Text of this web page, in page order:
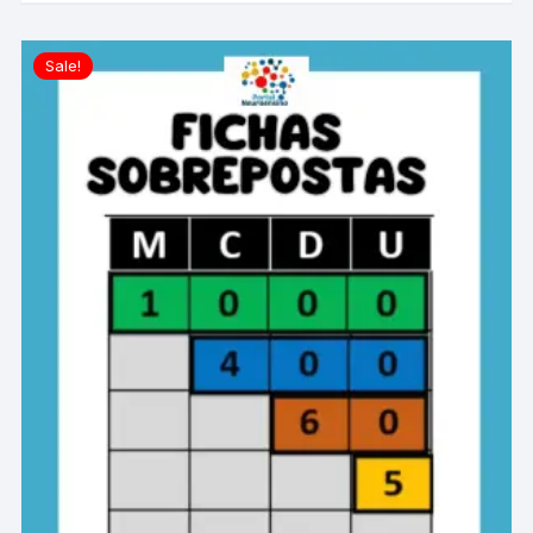
Sale!